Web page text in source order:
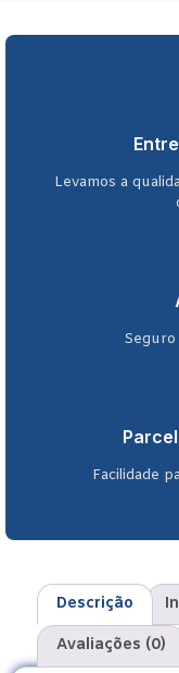
Levamos a
Seguro
Facilidade
Descrição
Avaliações (0)